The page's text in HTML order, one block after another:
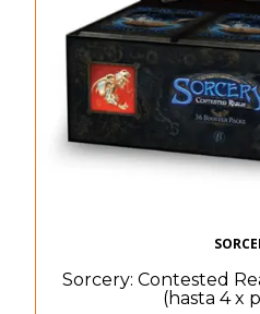
Sorcery: Contested
(hasta 4 x